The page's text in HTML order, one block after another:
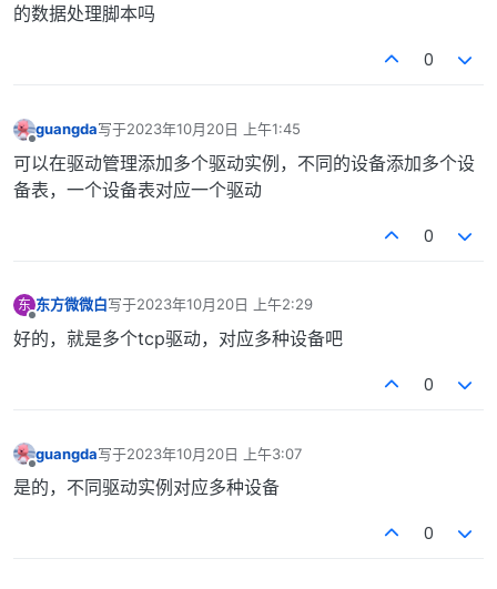
的数据处理脚本吗
0
guangda写于2023年10月20日 上午1:45
最后由 编辑
可以在驱动管理添加多个驱动实例，不同的设备添加多个设
备表，一个设备表对应一个驱动
0
东 东方微微白写于2023年10月20日 上午2:29
最后由 编辑
好的，就是多个tcp驱动，对应多种设备吧
0
guangda写于2023年10月20日 上午3:07
最后由 编辑
是的，不同驱动实例对应多种设备
0